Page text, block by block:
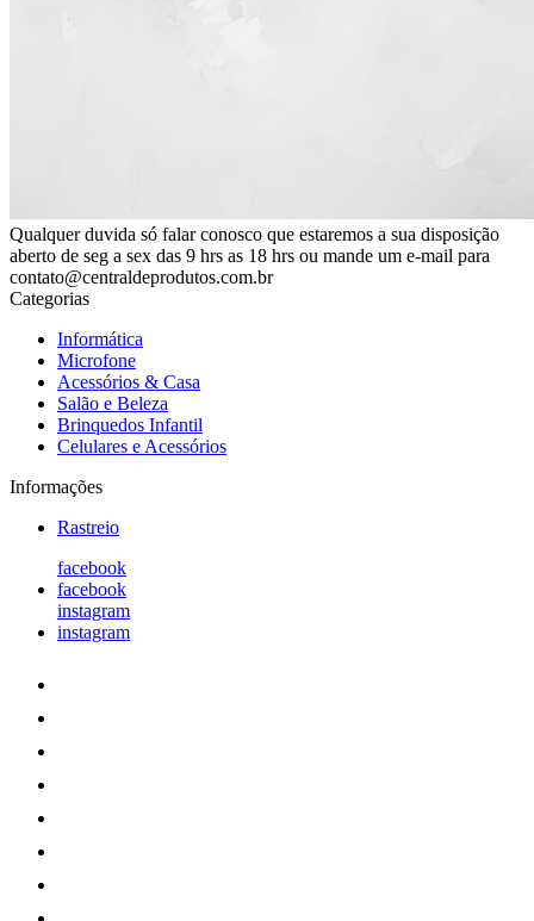
Qualquer duvida só falar conosco que estaremos a sua disposição
aberto de seg a sex das 9 hrs as 18 hrs ou mande um e-mail para
contato@centraldeprodutos.com.br
Categorias
Informática
Microfone
Acessórios & Casa
Salão e Beleza
Brinquedos Infantil
Celulares e Acessórios
Informações
Rastreio
facebook
facebook
instagram
instagram